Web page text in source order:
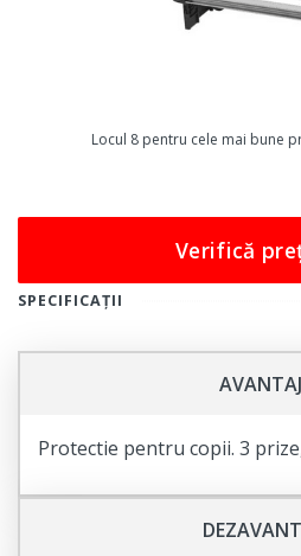
într-un finisaj elegant în
și rapidă datorită cordonului de
Așadar, nu mai așteptați și
incorporabilă Bachmann
bucurați-vă de toate avantajele
SPECIFICAȚII
Locul 8 pentru cele mai bune
Verifică
Protectie pentru copii. 3